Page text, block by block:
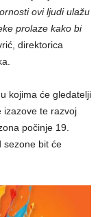
ovi ljudi ulažu
prolaze kako bi
direktorica
kojima će gledatelji
izazove te razvoj
počinje 19.
sezone bit će